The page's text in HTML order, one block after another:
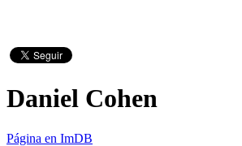
Daniel Cohen
Página en ImDB